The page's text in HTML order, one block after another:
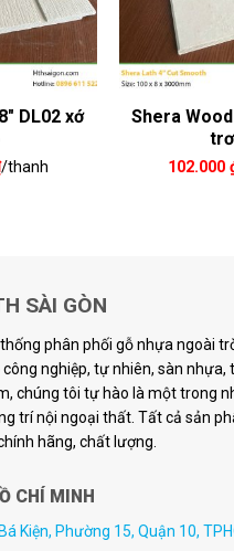
DL02 xớ
/thanh
Shera
102.000
SÀI GÒN
thống phân phối gỗ nhựa ngoài
nghiệp, tự nhiên, sàn nhựa,
chúng tôi tự hào là một trong
trí nội ngoại thất. Tất cả sản
hãng, chất lượng.
CHÍ MINH
Kiện, Phường 15, Quận 10,